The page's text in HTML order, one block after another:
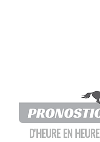
D'HEURE EN HEURE